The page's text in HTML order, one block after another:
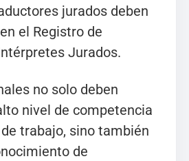
jurados deben
el Registro de
Jurados.
no solo deben
nivel de competencia
trabajo, sino también
de